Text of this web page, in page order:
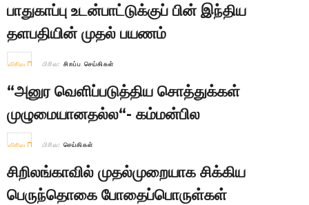
பாதுகாப்பு உடன்பாட்டுக்குப் பின் இந்திய
தளபதியின் முதல் பயணம்
விரிவு பிரிவு: சிறப்பு செய்திகள்
“அனுர வெளிப்படுத்திய சொத்துக்கள்
முழுமையானதல்ல“- கம்மன்பில
விரிவு பிரிவு: செய்திகள்
சிறிலங்காவில் முதல்முறையாக சிக்கிய
பெருந்தொகை போதைப்பொருள்கள்